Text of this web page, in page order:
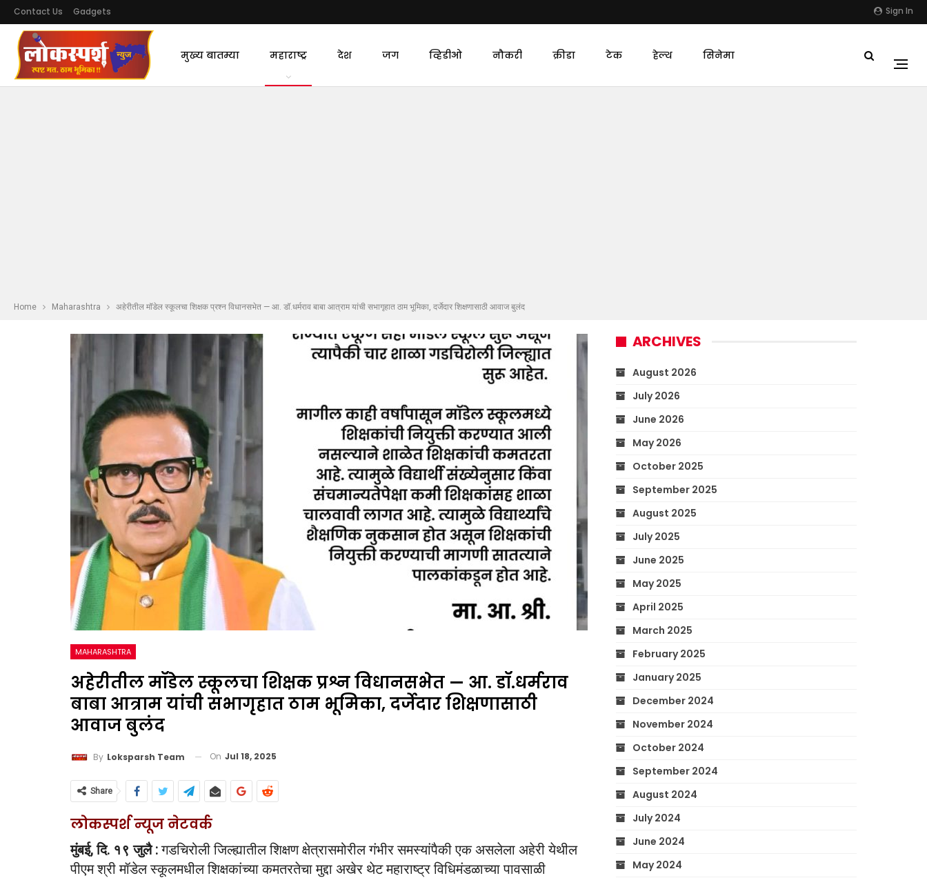
Sign In
Contact Us Gadgets
मुख्य बातम्या महाराष्ट्र देश जग व्हिडीओ नौकरी क्रीडा टेक हेल्थ सिनेमा
Home Maharashtra अहेरीतील मॉडेल स्कूलचा शिक्षक प्रश्न विधानसभेत — आ. डॉ.धर्मराव बाबा आत्राम यांची सभागृहात ठाम भूमिका, दर्जेदार शिक्षणासाठी आवाज बुलंद
MAHARASHTRA
अहेरीतील मॉडेल स्कूलचा शिक्षक प्रश्न विधानसभेत — आ. डॉ.धर्मराव
बाबा आत्राम यांची सभागृहात ठाम भूमिका, दर्जेदार शिक्षणासाठी
आवाज बुलंद
By Loksparsh Team On Jul 18, 2025
Share
लोकस्पर्श न्यूज नेटवर्क
मुंबई, दि. १९ जुलै :गडचिरोली जिल्ह्यातील शिक्षण क्षेत्रासमोरील गंभीर समस्यांपैकी एक असलेला अहेरी येथील
पीएम श्री मॉडेल स्कूलमधील शिक्षकांच्या कमतरतेचा मुद्दा अखेर थेट महाराष्ट्र विधिमंडळाच्या पावसाळी
ARCHIVES
August 2026
July 2026
June 2026
May 2026
October 2025
September 2025
August 2025
July 2025
June 2025
May 2025
April 2025
March 2025
February 2025
January 2025
December 2024
November 2024
October 2024
September 2024
August 2024
July 2024
June 2024
May 2024